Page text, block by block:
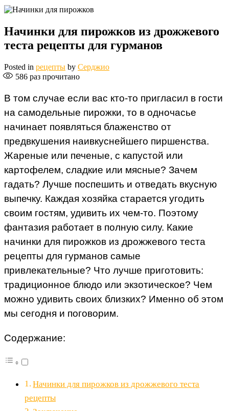
Начинки для пирожков из дрожжевого
теста рецепты для гурманов
Posted in рецепты by Серджио
586 раз прочитано
В том случае если вас кто-то пригласил в гости
на самодельные пирожки, то в одночасье
начинает появляться блаженство от
предвкушения наивкуснейшего пиршенства.
Жареные или печеные, с капустой или
картофелем, сладкие или мясные? Зачем
гадать? Лучше поспешить и отведать вкусную
выпечку. Каждая хозяйка старается угодить
своим гостям, удивить их чем-то. Поэтому
фантазия работает в полную силу. Какие
начинки для пирожков из дрожжевого теста
рецепты для гурманов самые
привлекательные? Что лучше приготовить:
традиционное блюдо или экзотическое? Чем
можно удивить своих близких? Именно об этом
мы сегодня и поговорим.
Содержание:
Начинки для пирожков из дрожжевого теста
рецепты